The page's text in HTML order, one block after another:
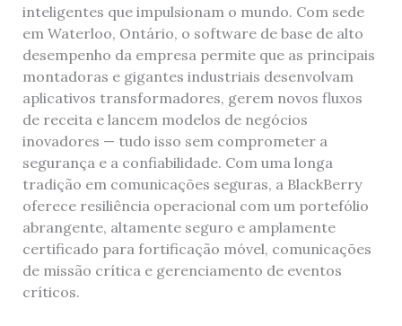
inteligentes que impulsionam o mundo. Com sede
em Waterloo, Ontário, o software de base de alto
desempenho da empresa permite que as principais
montadoras e gigantes industriais desenvolvam
aplicativos transformadores, gerem novos fluxos
de receita e lancem modelos de negócios
inovadores — tudo isso sem comprometer a
segurança e a confiabilidade. Com uma longa
tradição em comunicações seguras, a BlackBerry
oferece resiliência operacional com um portefólio
abrangente, altamente seguro e amplamente
certificado para fortificação móvel, comunicações
de missão crítica e gerenciamento de eventos
críticos.